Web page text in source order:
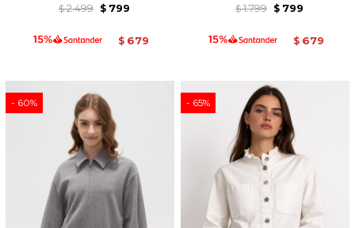
$ 2.499 $ 799
$ 679
$ 1.799 $ 799
$ 679
60 65